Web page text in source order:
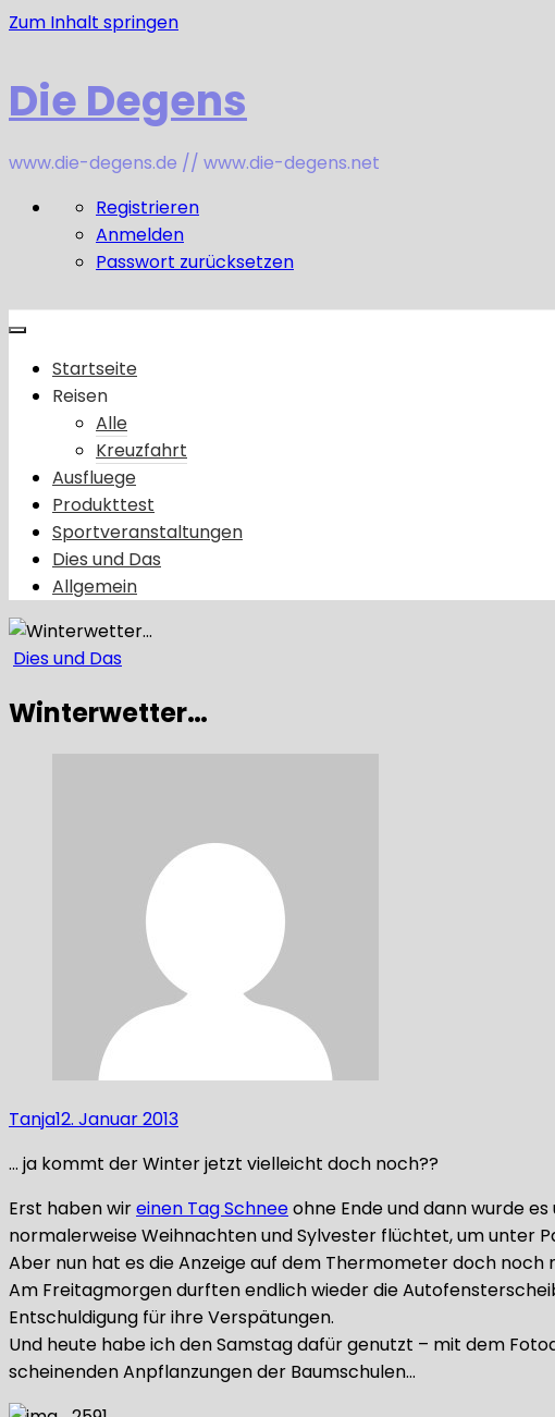
Zum Inhalt springen
Die Degens
www.die-degens.de // www.die-degens.net
Registrieren
Anmelden
Passwort zurücksetzen
Startseite
Reisen
Alle
Kreuzfahrt
Ausfluege
Produkttest
Sportveranstaltungen
Dies und Das
Allgemein
Dies und Das
Winterwetter…
Tanja12. Januar 2013
… ja kommt der Winter jetzt vielleicht doch noch??
Erst haben wireinen Tag Schneeohne Ende und dann wurde
normalerweise Weihnachten und Sylvester flüchtet, um unter
Aber nun hat es die Anzeige auf dem Thermometer doch noch
Am Freitagmorgen durften endlich wieder die
Entschuldigung für ihre Verspätungen.
Und heute habe ich den Samstag dafür genutzt – mit dem
scheinenden Anpflanzungen der Baumschulen…